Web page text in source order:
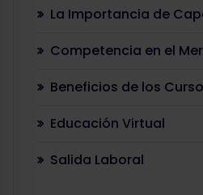
La Importancia de
Competencia en el
Beneficios de los
Educación Virtual
Salida Laboral